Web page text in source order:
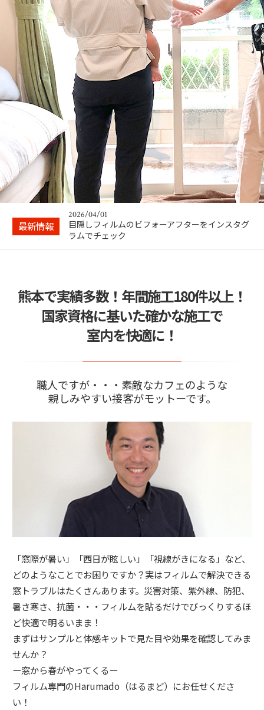
最新情報
2024/04/02
ガラスが割れる震度は身動きとれない！できるこ
とは事前の対策…
2026/04/08
お問い合わせはLINEがスムーズ
2026/04/01
目隠しフィルムのビフォーアフターをインスタグ
ラムでチェック
窓ガラスフィルムの疑問質問を24時間365日サポ
ート
2024/04/02
ガラスが割れる震度は身動きとれない！できるこ
とは事前の対策…
2026/04/08
熊本で実績多数！年間施工180件以上！
国家資格に基いた確かな施工で
室内を快適に！
職人ですが・・・素敵なカフェのような
親しみやすい接客がモットーです。
「窓際が暑い」「西日が眩しい」「視線がきになる」など、
どのようなことでお困りですか？実はフィルムで解決できる
窓トラブルはたくさんあります。災害対策、紫外線、防犯、
暑さ寒さ、抗菌・・・フィルムを貼るだけでびっくりするほ
ど快適で明るいまま！
まずはサンプルと体感キットで見た目や効果を確認してみま
せんか？
ー窓から春がやってくるー
フィルム専門のHarumado（はるまど）にお任せくださ
い！